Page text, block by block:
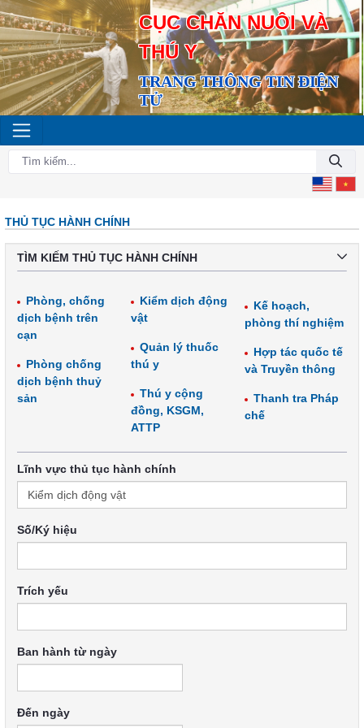
CỤC CHĂN NUÔI VÀ
THÚ Y
TRANG THÔNG TIN ĐIỆN
TỬ
THỦ TỤC HÀNH CHÍNH
TÌM KIẾM THỦ TỤC HÀNH CHÍNH
Phòng, chống
dịch bệnh trên
cạn
Phòng chống
dịch bệnh thuỷ
sản
Kiểm dịch động
vật
Quản lý thuốc
thú y
Thú y cộng
đồng, KSGM,
ATTP
Kế hoạch,
phòng thí nghiệm
Hợp tác quốc tế
và Truyền thông
Thanh tra Pháp
chế
Lĩnh vực thủ tục hành chính
Số/Ký hiệu
Trích yếu
Ban hành từ ngày
Đến ngày